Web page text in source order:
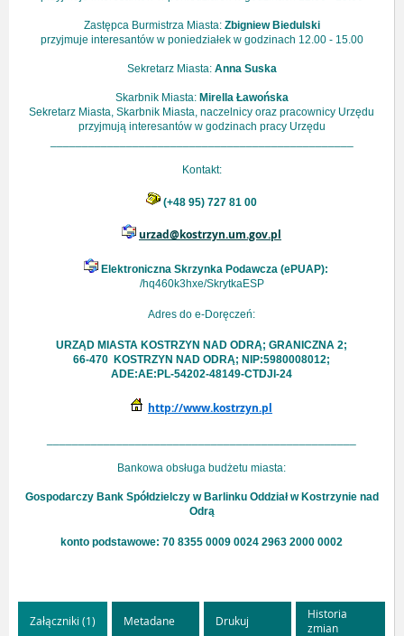
Zastępca Burmistrza Miasta: Zbigniew Biedulski
przyjmuje interesantów w poniedziałek w godzinach 12.00 - 15.00
Sekretarz Miasta: Anna Suska
Skarbnik Miasta: Mirella Ławońska
Sekretarz Miasta, Skarbnik Miasta, naczelnicy oraz pracownicy Urzędu
przyjmują interesantów w godzinach pracy Urzędu
Kontakt:
(+48 95) 727 81 00
urzad@kostrzyn.um.gov.pl
Elektroniczna Skrzynka Podawcza (ePUAP):
/hq460k3hxe/SkrytkaESP
Adres do e-Doręczeń:
URZĄD MIASTA KOSTRZYN NAD ODRĄ; GRANICZNA 2;
66-470 KOSTRZYN NAD ODRĄ; NIP:5980008012;
ADE:AE:PL-54202-48149-CTDJI-24
http://www.kostrzyn.pl
Bankowa obsługa budżetu miasta:
Gospodarczy Bank Spółdzielczy w Barlinku Oddział w Kostrzynie nad
Odrą
konto podstawowe: 70 8355 0009 0024 2963 2000 0002
Załączniki (1) Metadane Drukuj
Historia
zmian